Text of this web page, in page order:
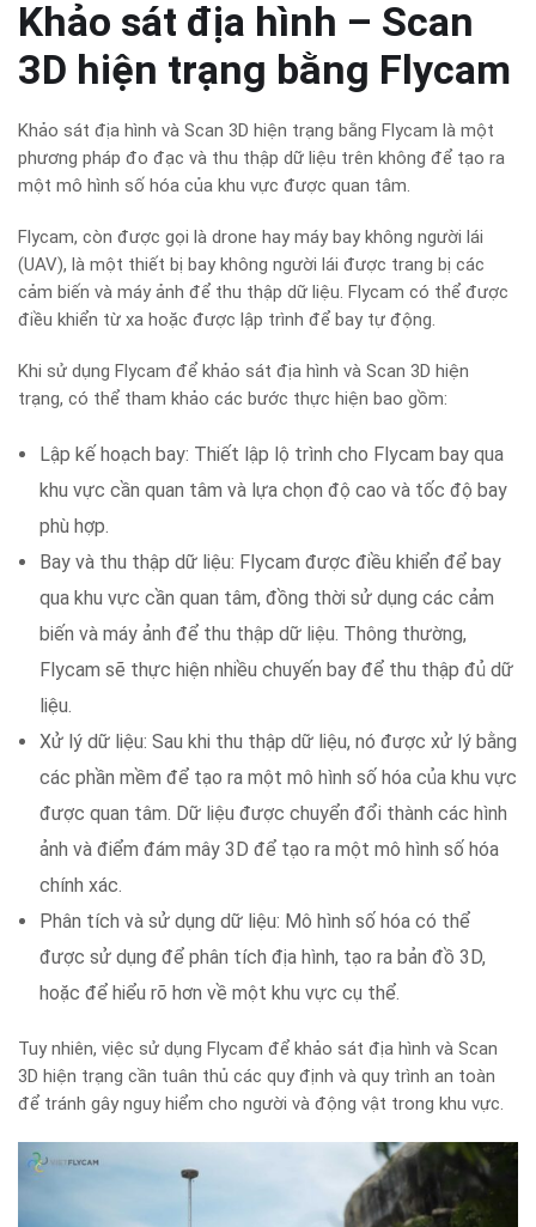
Khảo sát địa hình – Scan
3D hiện trạng bằng Flycam
Khảo sát địa hình và Scan 3D hiện trạng bằng Flycam là một
phương pháp đo đạc và thu thập dữ liệu trên không để tạo ra
một mô hình số hóa của khu vực được quan tâm.
Flycam, còn được gọi là drone hay máy bay không người lái
(UAV), là một thiết bị bay không người lái được trang bị các
cảm biến và máy ảnh để thu thập dữ liệu. Flycam có thể được
điều khiển từ xa hoặc được lập trình để bay tự động.
Khi sử dụng Flycam để khảo sát địa hình và Scan 3D hiện
trạng, có thể tham khảo các bước thực hiện bao gồm:
Lập kế hoạch bay: Thiết lập lộ trình cho Flycam bay qua
khu vực cần quan tâm và lựa chọn độ cao và tốc độ bay
phù hợp.
Bay và thu thập dữ liệu: Flycam được điều khiển để bay
qua khu vực cần quan tâm, đồng thời sử dụng các cảm
biến và máy ảnh để thu thập dữ liệu. Thông thường,
Flycam sẽ thực hiện nhiều chuyến bay để thu thập đủ dữ
liệu.
Xử lý dữ liệu: Sau khi thu thập dữ liệu, nó được xử lý bằng
các phần mềm để tạo ra một mô hình số hóa của khu vực
được quan tâm. Dữ liệu được chuyển đổi thành các hình
ảnh và điểm đám mây 3D để tạo ra một mô hình số hóa
chính xác.
Phân tích và sử dụng dữ liệu: Mô hình số hóa có thể
được sử dụng để phân tích địa hình, tạo ra bản đồ 3D,
hoặc để hiểu rõ hơn về một khu vực cụ thể.
Tuy nhiên, việc sử dụng Flycam để khảo sát địa hình và Scan
3D hiện trạng cần tuân thủ các quy định và quy trình an toàn
để tránh gây nguy hiểm cho người và động vật trong khu vực.